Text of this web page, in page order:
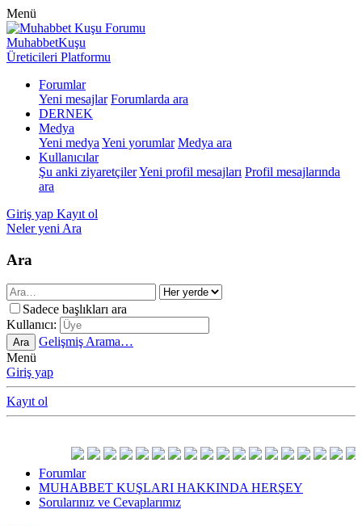
Menü
MuhabbetKuşu
Üreticileri Platformu
Forumlar
Yeni mesajlar Forumlarda ara
DERNEK
Medya
Yeni medya Yeni yorumlar Medya ara
Kullanıcılar
Şu anki ziyaretçilerYeni profil mesajları Profil mesajlarında
ara
Giriş yap Kayıt ol
Neler yeni Ara
Ara
Sadece başlıkları ara
Kullanıcı:
Ara
Gelişmiş Arama…
Menü
Giriş yap
Kayıt ol
Forumlar
MUHABBET KUŞLARI HAKKINDA HERŞEY
Sorularınız ve Cevaplarımız